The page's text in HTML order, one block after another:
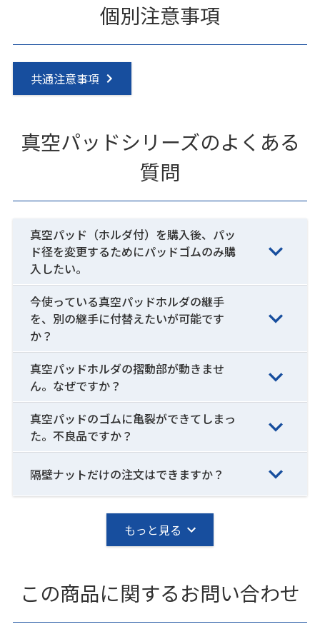
個別注意事項
共通注意事項
真空パッドシリーズのよくある
質問
真空パッド（ホルダ付）を購入後、パッ
ド径を変更するためにパッドゴムのみ購
入したい。
今使っている真空パッドホルダの継手
を、別の継手に付替えたいが可能です
か？
真空パッドホルダの摺動部が動きませ
ん。なぜですか？
真空パッドのゴムに亀裂ができてしまっ
た。不良品ですか？
隔壁ナットだけの注文はできますか？
もっと見る
この商品に関するお問い合わせ